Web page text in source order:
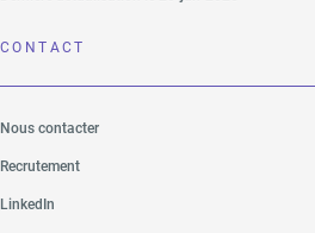
CONTACT
Nous contacter
Recrutement
LinkedIn